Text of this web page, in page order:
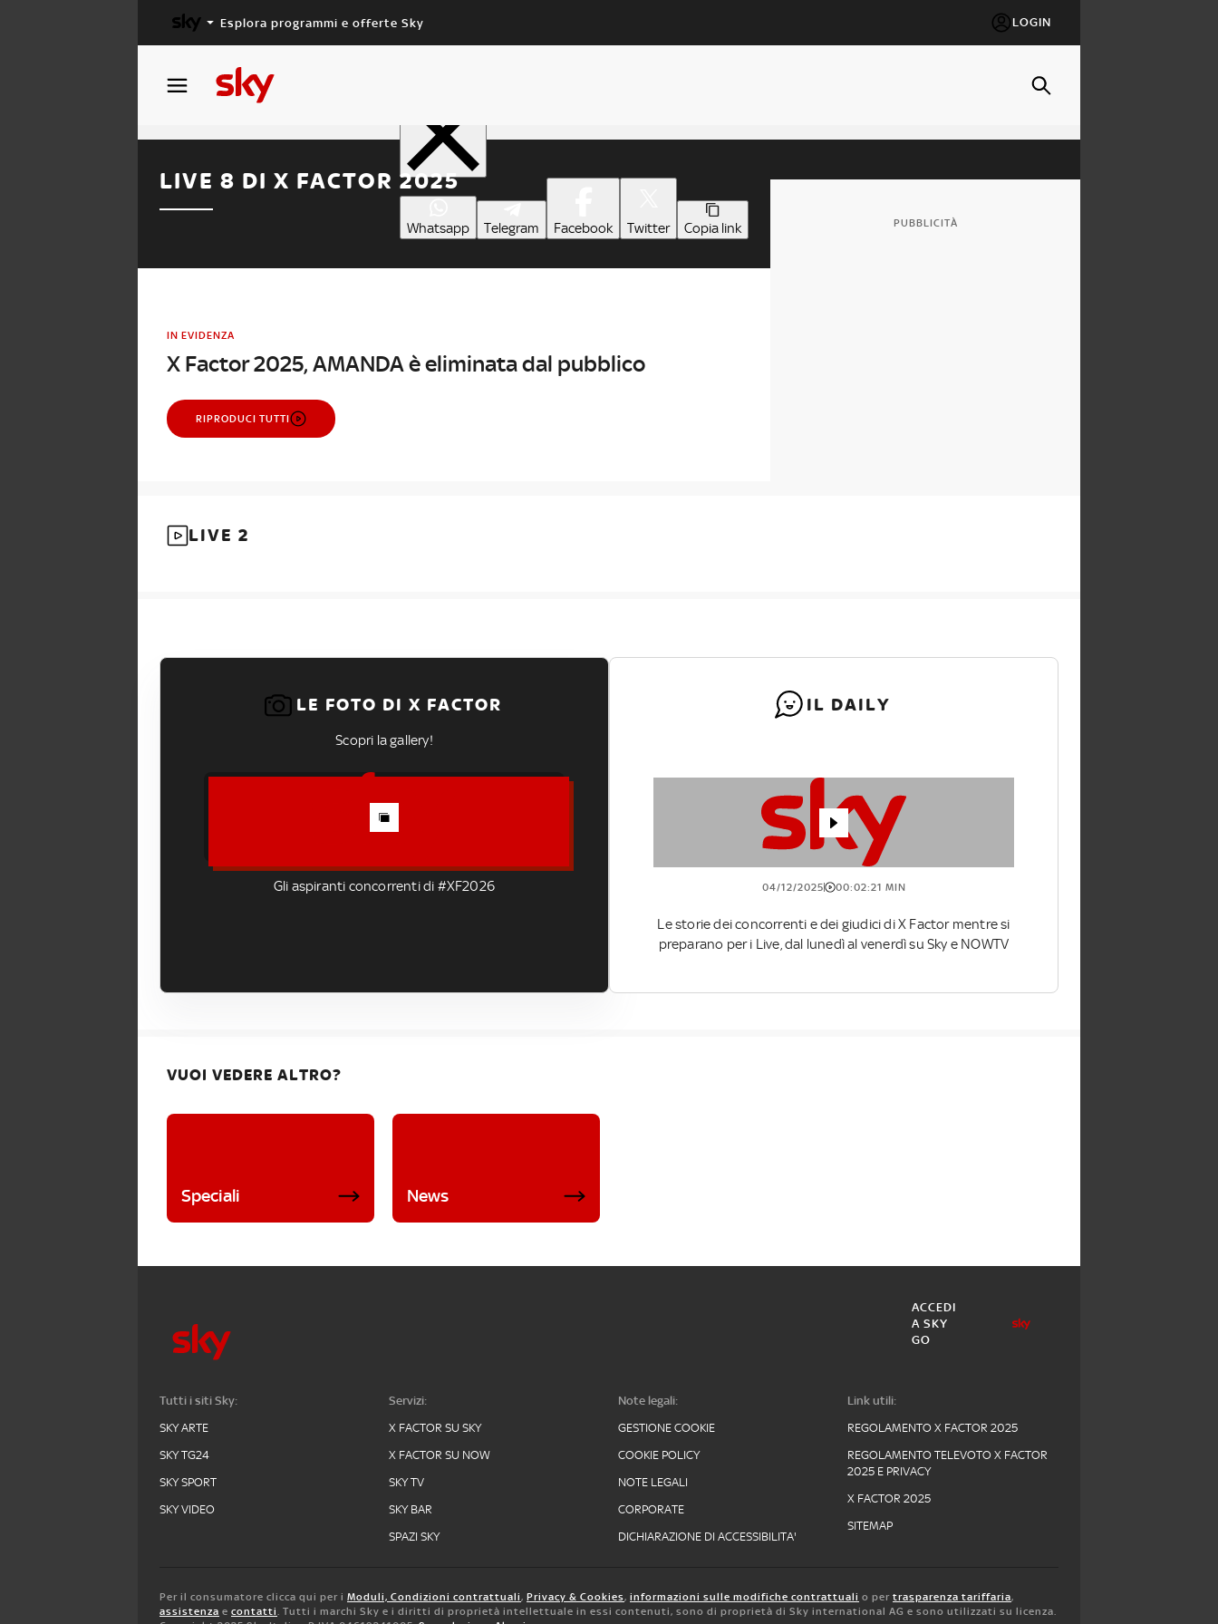
Esplora programmi e offerte Sky LOGIN
LIVE 8 DI X FACTOR 2025
Whatsapp Telegram Facebook Twitter Copia link
IN EVIDENZA
X Factor 2025, AMANDA è eliminata dal pubblico
RIPRODUCI TUTTI
PUBBLICITÀ
LIVE 2
LE FOTO DI X FACTOR
Scopri la gallery!
Gli aspiranti concorrenti di #XF2026
IL DAILY
04/12/2025 00:02:21 MIN
Le storie dei concorrenti e dei giudici di X Factor mentre si
preparano per i Live, dal lunedì al venerdì su Sky e NOWTV
VUOI VEDERE ALTRO?
Speciali News
ACCEDI
A SKY
GO
Tutti i siti Sky:
SKY ARTE
SKY TG24
SKY SPORT
SKY VIDEO
Servizi:
X FACTOR SU SKY
X FACTOR SU NOW
SKY TV
SKY BAR
SPAZI SKY
Note legali:
GESTIONE COOKIE
COOKIE POLICY
NOTE LEGALI
CORPORATE
DICHIARAZIONE DI ACCESSIBILITA'
Link utili:
REGOLAMENTO X FACTOR 2025
REGOLAMENTO TELEVOTO X FACTOR
2025 E PRIVACY
X FACTOR 2025
SITEMAP
Per il consumatore clicca qui per i Moduli, Condizioni contrattuali, Privacy & Cookies, informazioni sulle modifiche contrattuali o per trasparenza tariffaria,
assistenza e contatti. Tutti i marchi Sky e i diritti di proprietà intellettuale in essi contenuti, sono di proprietà di Sky international AG e sono utilizzati su licenza.